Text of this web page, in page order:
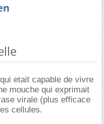
etait capable de vivre
mouche qui exprimait
virale (plus efficace
cellules.